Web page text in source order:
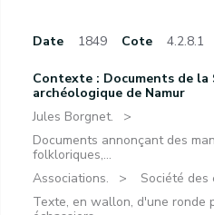
Date 1849 Cote 4.2.8.1
Contexte : Documents de la
archéologique de Namur
Jules Borgnet.
Documents annonçant des
folkloriques,...
Associations.
Société des
Texte, en wallon, d'une ronde